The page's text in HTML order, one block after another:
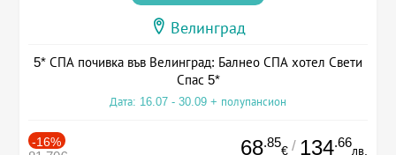
Велинград
5* СПА почивка във Велинград: Балнео СПА хотел Свети
Спас 5*
Дата: 16.07 - 30.09 + полупансион
-16% 68.85
€ / 134.66
лв.